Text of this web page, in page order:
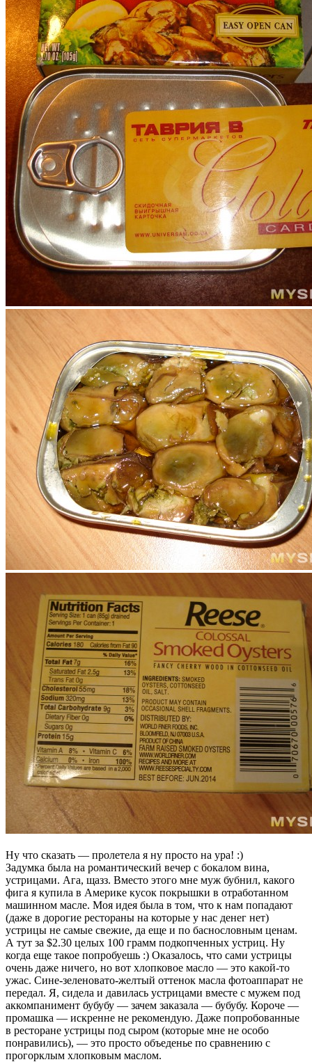
Ну что сказать — пролетела я ну просто на ура! :)
Задумка была на романтический вечер с бокалом вина,
устрицами. Ага, щазз. Вместо этого мне муж бубнил, какого
фига я купила в Америке кусок покрышки в отработанном
машинном масле. Моя идея была в том, что к нам попадают
(даже в дорогие рестораны на которые у нас денег нет)
устрицы не самые свежие, да еще и по баснословным ценам.
А тут за $2.30 целых 100 грамм подкопченных устриц. Ну
когда еще такое попробуешь :) Оказалось, что сами устрицы
очень даже ничего, но вот хлопковое масло — это какой-то
ужас. Сине-зеленовато-желтый оттенок масла фотоаппарат не
передал. Я, сидела и давилась устрицами вместе с мужем под
аккомпанимент бубубу — зачем заказала — бубубу. Короче —
промашка — искренне не рекомендую. Даже попробованные
в ресторане устрицы под сыром (которые мне не особо
понравились), — это просто объеденье по сравнению с
прогорклым хлопковым маслом.